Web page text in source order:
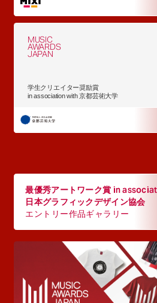
MUSIC
AWARDS
JAPAN
学生クリエイター奨励賞
in association with 京都芸術大学
最優秀アートワーク賞 in
日本グラフィックデザイン協会
エントリー作品ギャラリー